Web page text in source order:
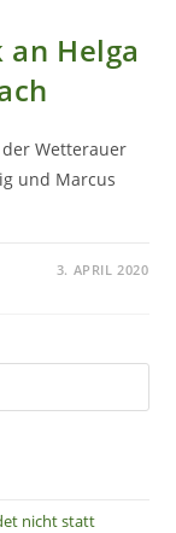
Helga
Wetterauer
und Marcus
3. APRIL 2020
nicht statt